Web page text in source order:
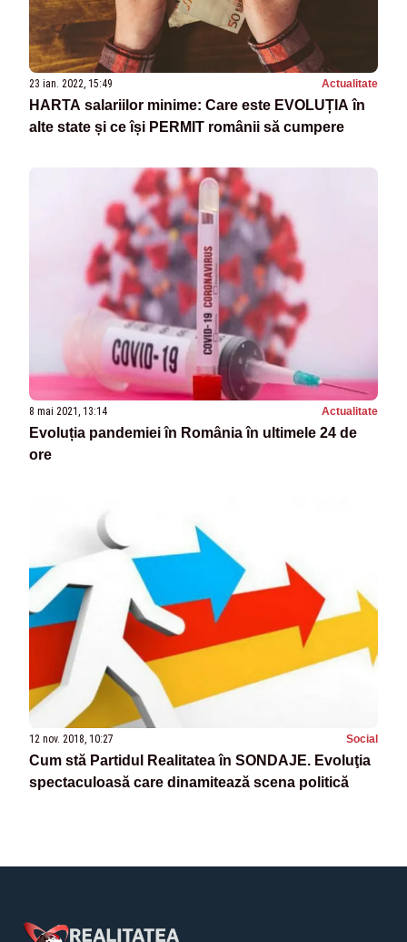
23 ian. 2022, 15:49 Actualitate
HARTA salariilor minime: Care este EVOLUȚIA în
alte state și ce își PERMIT românii să cumpere
8 mai 2021, 13:14 Actualitate
Evoluția pandemiei în România în ultimele 24 de
ore
12 nov. 2018, 10:27 Social
Cum stă Partidul Realitatea în SONDAJE. Evoluţia
spectaculoasă care dinamitează scena politică